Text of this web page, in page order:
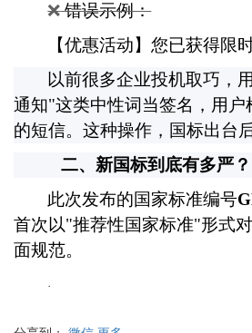
❌ 错误示例：
【优惠活动】您已获得限
以前很多企业投机取巧，用
通知"这类中性词当签名，用户
的短信。这种操作，国标出台
二、新国标到底有多严？
此次发布的国家标准编号
首次以"推荐性国家标准"形式
面规范。
·